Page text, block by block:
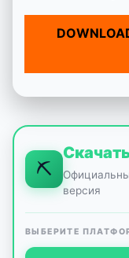
⛏
версия
ВЫБЕРИТЕ